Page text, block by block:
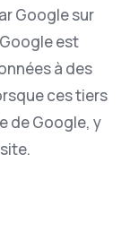
Google sur
est
à des
ces tiers
de Google, y